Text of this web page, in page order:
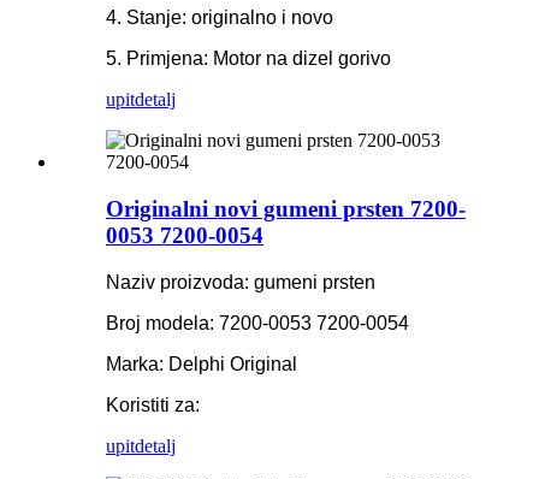
4. Stanje: originalno i novo
5. Primjena: Motor na dizel gorivo
upitdetalj
Originalni novi gumeni prsten 7200-
0053 7200-0054
Naziv proizvoda: gumeni prsten
Broj modela: 7200-0053 7200-0054
Marka: Delphi Original
Koristiti za:
upitdetalj